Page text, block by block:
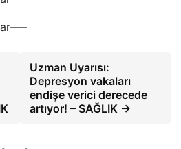
Uzman Uyarısı:
Depresyon vakaları
endişe verici derecede
artıyor! – SAĞLIK →